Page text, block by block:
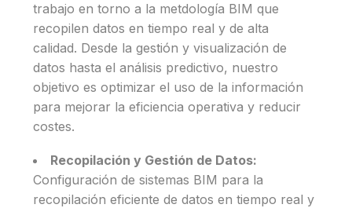
trabajo en torno a la metdología BIM que
recopilen datos en tiempo real y de alta
calidad. Desde la gestión y visualización de
datos hasta el análisis predictivo, nuestro
objetivo es optimizar el uso de la información
para mejorar la eficiencia operativa y reducir
costes.
Recopilación y Gestión de Datos:
Configuración de sistemas BIM para la
recopilación eficiente de datos en tiempo real y